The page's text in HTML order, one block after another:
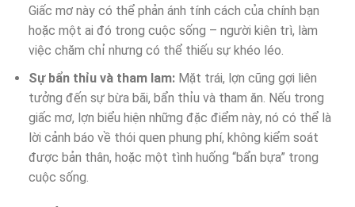
Giấc mơ này có thể phản ánh tính cách của chính bạn
hoặc một ai đó trong cuộc sống – người kiên trì, làm
việc chăm chỉ nhưng có thể thiếu sự khéo léo.
Sự bẩn thỉu và tham lam:Mặt trái, lợn cũng gợi liên
tưởng đến sự bừa bãi, bẩn thỉu và tham ăn. Nếu trong
giấc mơ, lợn biểu hiện những đặc điểm này, nó có thể là
lời cảnh báo về thói quen phung phí, không kiểm soát
được bản thân, hoặc một tình huống “bẩn bựa” trong
cuộc sống.